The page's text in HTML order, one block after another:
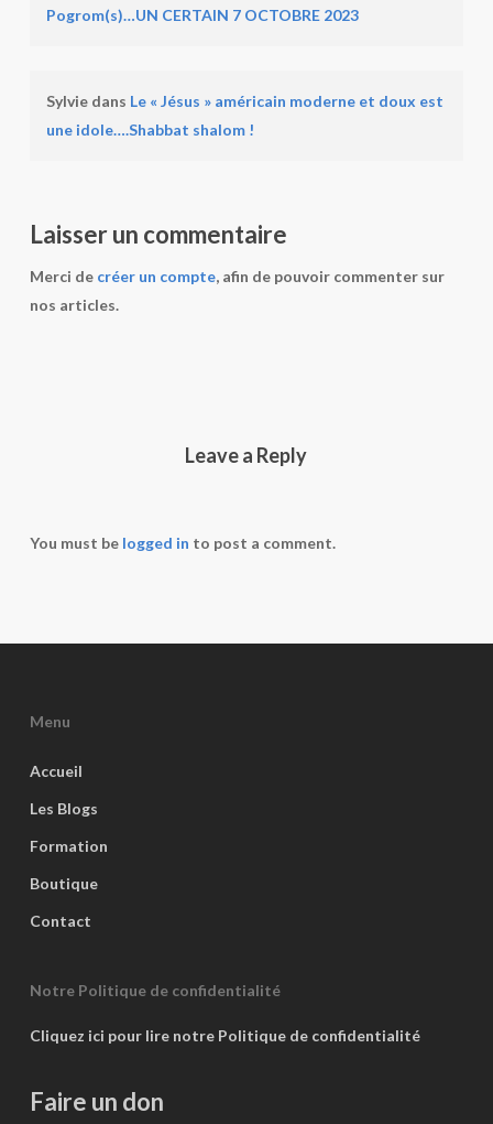
Pogrom(s)…UN CERTAIN 7 OCTOBRE 2023
Sylviedans Le « Jésus » américain moderne et doux est
une idole….Shabbat shalom !
Laisser un commentaire
Merci de créer un compte, afin de pouvoir commenter sur
nos articles.
Leave a Reply
You must be logged in to post a comment.
Menu
Accueil
Les Blogs
Formation
Boutique
Contact
Notre Politique de confidentialité
Cliquez ici pour lire notre Politique de confidentialité
Faire un don